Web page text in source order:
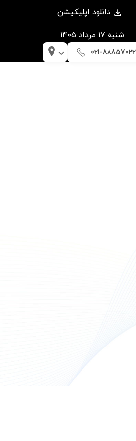
دانلود اپلیکیشن
شنبه 17 مرداد 1405
021-88857022